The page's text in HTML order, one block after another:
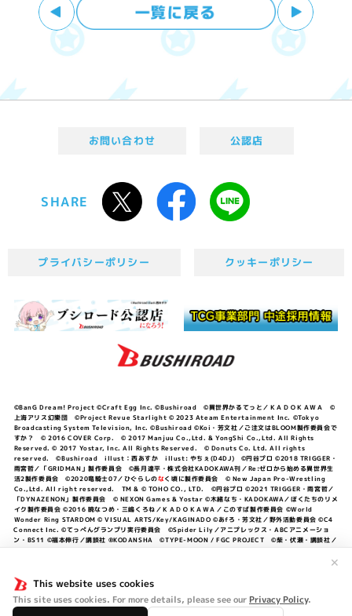
This website uses cookies
This site uses cookies. For more details, please see our Privacy Policy.
✕
お問い合わせ 公認店
SHARE
プライバシーポリシー クッキーポリシー
©BanG Dream! Project ©Craft Egg Inc. ©Bushiroad ©異世界かるてっと／ＫＡＤＯＫＡＷＡ ©
上海アリス幻樂団 ©Project Revue Starlight © 2023 Ateam Entertainment Inc. ©Tokyo
Broadcasting System Television, Inc. ©Bushiroad ©Koi・芳文社／ご注文はBLOOM製作委員会で
すか？ © 2016 COVER Corp. © 2017 Manjuu Co.,Ltd. & YongShi Co.,Ltd. All Rights
Reserved. © 2017 Yostar, Inc. All Rights Reserved. © Donuts Co. Ltd. All rights
reserved. ©Bushiroad illust：西あすか illust: やちぇ(D4DJ) ©円谷プロ ©2018 TRIGGER・
雨宮哲／「GRIDMAN」製作委員会 ©長月達平・株式会社KADOKAWA刊／Re:ゼロから始める異世界生
活2製作委員会 ©2020竜騎士07／ひぐらしのなく頃に製作委員会 © New Japan Pro-Wrestling
Co.,Ltd. All right reserved. TM & © TOHO CO., LTD. ©円谷プロ ©2021 TRIGGER・雨宮哲／
「DYNAZENON」製作委員会 © NEXON Games & Yostar ©木緒なち・KADOKAWA／ぼくたちのリメ
イク製作委員会 ©2016 暁なつめ・三嶋くろね／ＫＡＤＯＫＡＷＡ／このすば製作委員会 ©World
Wonder Ring STARDOM © VISUAL ARTS/Key/KAGINADO ©あfろ・芳文社／野外活動委員会 ©C4
Connect Inc. ©てっぺんグランプリ実行委員会 ©Spider Lily／アニプレックス・ABCアニメーショ
ン・BS11 ©福本伸行／講談社 ®KODANSHA ©TYPE-MOON / FGC PROJECT ©柴・伏瀬・講談社／
©中村力斗・野澤ゆき子／集英社・君のことが大大大大大好きな製作委員会 ©IIS-P／ぽんのみち製作委
員会 ©円谷プロ ©2023 TRIGGER・雨宮哲／「劇場版グリッドマンユニバース」製作委員会 © NEXON
Games／アビドス商店街 ©プロジェクトラブライブ！蓮ノ空女学院スクールアイドルクラブ ©「勇気爆
発バーンブレイバーン」製作委員会